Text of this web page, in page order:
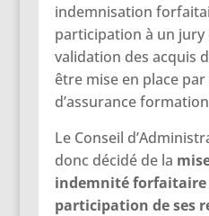
indemnisation
participation à un jury
validation des acquis
être mise en place
d’assurance
Le Conseil
donc décidé de la
indemnité forfaitaire
participation de ses